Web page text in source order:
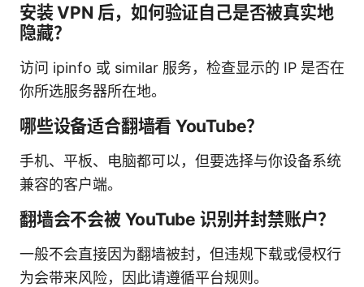
安装 VPN 后，如何验证自己是否被真实地
隐藏？
访问 ipinfo 或 similar 服务，检查显示的 IP 是否在
你所选服务器所在地。
哪些设备适合翻墙看 YouTube？
手机、平板、电脑都可以，但要选择与你设备系统
兼容的客户端。
翻墙会不会被 YouTube 识别并封禁账户？
一般不会直接因为翻墙被封，但违规下载或侵权行
为会带来风险，因此请遵循平台规则。